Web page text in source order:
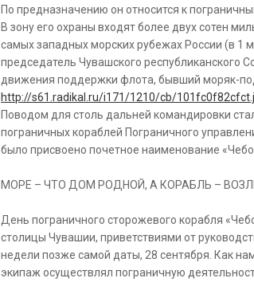
По предназначению он относится к
В зону его охраны входят более двух сотен
самых западных морских рубежах России (в 1
председатель Чувашского
движения поддержки флота, бывший моряк-
http://s61.radikal.ru/i171/1210/cb/
Поводом для столь дальней командировки
пограничных кораблей Пограничного
было присвоено почетное наименование
МОРЕ – ЧТО ДОМ РОДНОЙ, А КОРАБЛЬ –
День пограничного сторожевого корабля
столицы Чувашии, приветствиями от
недели позже самой даты, 28 сентября. Как
экипаж осуществлял пограничную